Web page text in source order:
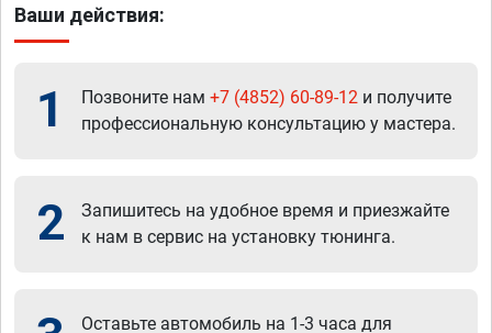
Ваши действия:
1 Позвоните нам +7 (4852) 60-89-12 и получите
профессиональную консультацию у мастера.
2
Запишитесь на удобное время и приезжайте
к нам в сервис на установку тюнинга.
Оставьте автомобиль на 1-3 часа для